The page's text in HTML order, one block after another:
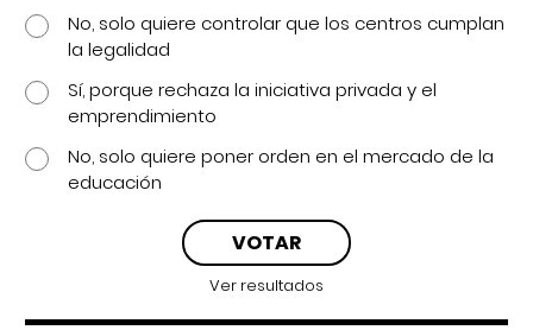
No, solo quiere controlar que los centros cumplan
la legalidad
Sí, porque rechaza la iniciativa privada y el
emprendimiento
No, solo quiere poner orden en el mercado de la
educación
Ver resultados